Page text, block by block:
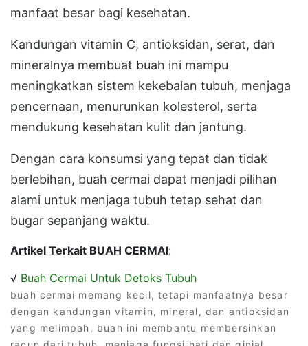
manfaat besar bagi kesehatan.
Kandungan vitamin C, antioksidan, serat, dan
mineralnya membuat buah ini mampu
meningkatkan sistem kekebalan tubuh, menjaga
pencernaan, menurunkan kolesterol, serta
mendukung kesehatan kulit dan jantung.
Dengan cara konsumsi yang tepat dan tidak
berlebihan, buah cermai dapat menjadi pilihan
alami untuk menjaga tubuh tetap sehat dan
bugar sepanjang waktu.
Artikel Terkait BUAH CERMAI:
√ Buah Cermai Untuk Detoks Tubuh
buah cermai memang kecil, tetapi manfaatnya besar
dengan kandungan vitamin, mineral, dan antioksidan
yang melimpah, buah ini membantu membersihkan